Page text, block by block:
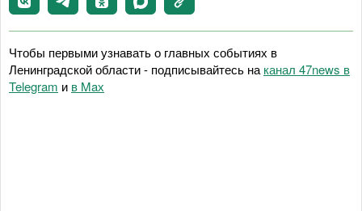
Чтобы первыми узнавать о главных событиях в
Ленинградской области - подписывайтесь на канал 47news в
Telegram и в Maх